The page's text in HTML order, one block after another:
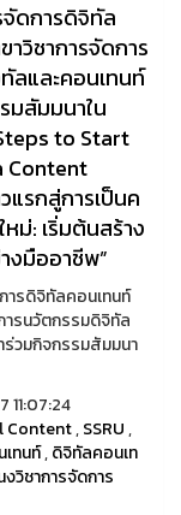
จัดการดิจิทัล
าวิชาการจัดการ
ลและคอนเทนท์
มสัมมนาใน
to Start
Content
แรกสู่การเป็นค
หม่: เริ่มต้นสร้าง
งมืออาชีพ”
ารดิจิทัลคอนเทนท์
ารนวัตกรรมดิจิทัล
ร่วมกิจกรรมสัมมนา
Content,SSRU,
ทนท์,ดิจิทัลคอนเท
งวิชาการจัดการ